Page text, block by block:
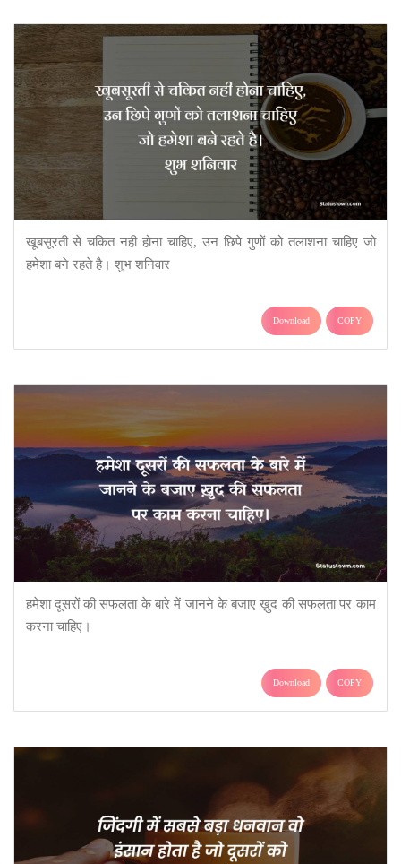
खूबसूरती से चकित नही होना चाहिए, उन छिपे गुणों को तलाशना चाहिए जो
हमेशा बने रहते है। शुभ शनिवार
Download COPY
हमेशा दूसरों की सफलता के बारे में जानने के बजाए ख़ुद की सफलता पर काम
करना चाहिए।
Download COPY